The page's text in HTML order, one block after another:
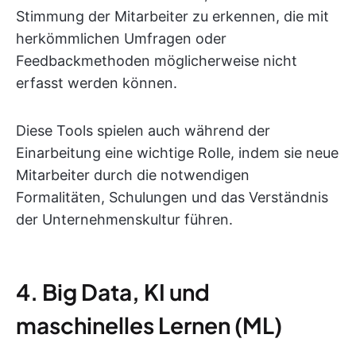
Stimmung der Mitarbeiter zu erkennen, die mit
herkömmlichen Umfragen oder
Feedbackmethoden möglicherweise nicht
erfasst werden können.
Diese Tools spielen auch während der
Einarbeitung eine wichtige Rolle, indem sie neue
Mitarbeiter durch die notwendigen
Formalitäten, Schulungen und das Verständnis
der Unternehmenskultur führen.
4. Big Data, KI und
maschinelles Lernen (ML)